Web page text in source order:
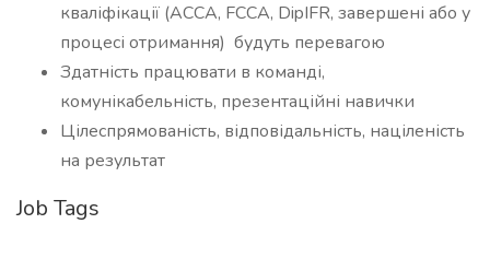
кваліфікації (ACCA, FCCA, DipIFR, завершені або у
процесі отримання) будуть перевагою
Здатність працювати в команді,
комунікабельність, презентаційні навички
Цілеспрямованість, відповідальність, націленість
на результат
Job Tags